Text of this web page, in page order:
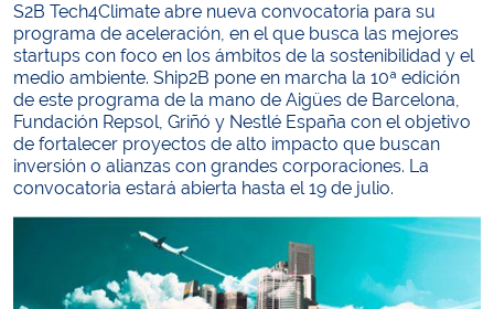
S2B Tech4Climate abre nueva convocatoria para su
programa de aceleración, en el que busca las mejores
startups con foco en los ámbitos de la sostenibilidad y el
medio ambiente. Ship2B pone en marcha la 10ª edición
de este programa de la mano de Aigües de Barcelona,
Fundación Repsol, Griñó y Nestlé España con el objetivo
de fortalecer proyectos de alto impacto que buscan
inversión o alianzas con grandes corporaciones. La
convocatoria estará abierta hasta el 19 de julio.